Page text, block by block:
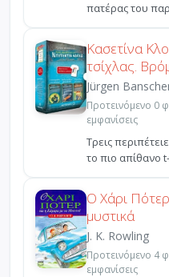
πατέρας του
Ινδία κι η
Κασετίνα
τσίχλας.
Το μυστήριο
Jürgen
Προτεινόμενο 0
εμφανίσεις
Τρεις
το πιο απίθανο
Ο Χάρι
μυστικά
J. K. Rowling
Προτεινόμενο 4
εμφανίσεις